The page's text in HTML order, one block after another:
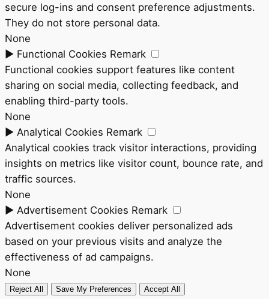
secure log-ins and consent preference adjustments.
They do not store personal data.
None
► Functional Cookies Remark
Functional cookies support features like content
sharing on social media, collecting feedback, and
enabling third-party tools.
None
► Analytical Cookies Remark
Analytical cookies track visitor interactions, providing
insights on metrics like visitor count, bounce rate, and
traffic sources.
None
► Advertisement Cookies Remark
Advertisement cookies deliver personalized ads
based on your previous visits and analyze the
effectiveness of ad campaigns.
None
Reject All Save My Preferences Accept All